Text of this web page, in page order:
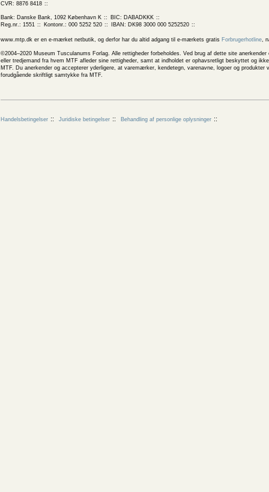
CVR: 8876 8418
Bank: Danske Bank, 1092 København K
BIC: DABADKKK
Reg.nr.: 1551
Kontonr.: 000 5252 520 IBAN: DK98 3000 000 5252520
www.mtp.dk er en e-mærket netbutik, og derfor har du altid adgang til e-mærkets gratis Forbrugerhotline,
©2004–2020 Museum Tusculanums Forlag. Alle rettigheder forbeholdes. Ved brug af dette site
eller tredjemand fra hvem MTF afleder sine rettigheder, samt at indholdet er ophavsretligt beskyttet og
MTF. Du anerkender og accepterer yderligere, at varemærker, kendetegn, varenavne, logoer og
forudgående skriftligt samtykke fra MTF.
Handelsbetingelser Juridiske betingelser Behandling af personlige oplysninger